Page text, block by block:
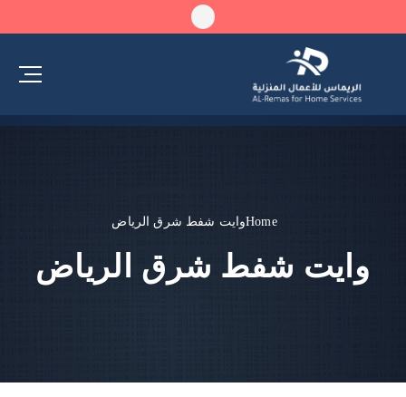
Homeوايت شفط شرق الرياض
وايت شفط شرق الرياض